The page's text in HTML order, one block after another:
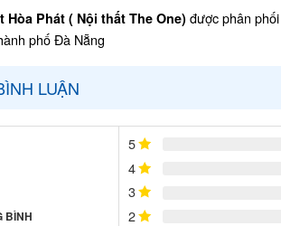
Hòa Phát ( Nội thất The One) được phân
phố Đà Nẵng
LUẬN
BÌNH
5
4
3
2